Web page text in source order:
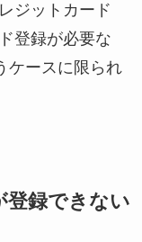
ジットカード
登録が必要な
ケースに限られ
登録できない